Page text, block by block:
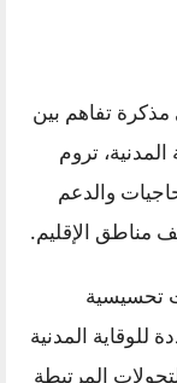
تفاهم بين
تروم
والدعم
مناطق الإقليم.
تحسيسية
للوقاية المدنية
المرتبطة